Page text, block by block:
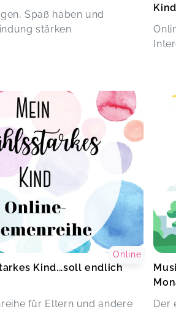
Spaß haben und
stärken
Kind...soll endlich
für Eltern und andere
Online
Der